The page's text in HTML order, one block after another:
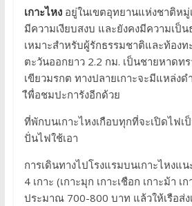
เกาะไหงอยู่ในเขตอุทยานแห่งชาติหมู่
มีความเงียบสงบ และยังคงมีความเป็
เหมาะสำหรับผู้รักธรรมชาติและท้องท
ตะวันออกยาว 2.2 กม. เป็นชายหาดท
เขียวมรกต ทางปลายเกาะจะมีแหล่ง
เืพื่อชมปะการังอีกด้วย
ที่พักบนเกาะไหงเกือบทุกที่จะเปิดไฟเ
ปั่นไฟใช้เอา
การเดินทางไปโรงแรมบนเกาะไหงแ
4 เกาะ (เกาะมุก เกาะเชือก เกาะม้า เ
ประมาณ 700-800 บาท แล้วให้เรือส่ง